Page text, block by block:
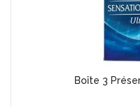
Boîte 3